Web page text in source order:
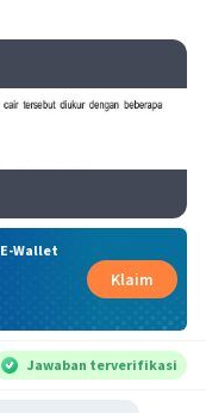
Wallet
Klaim
Jawaban terverifikasi